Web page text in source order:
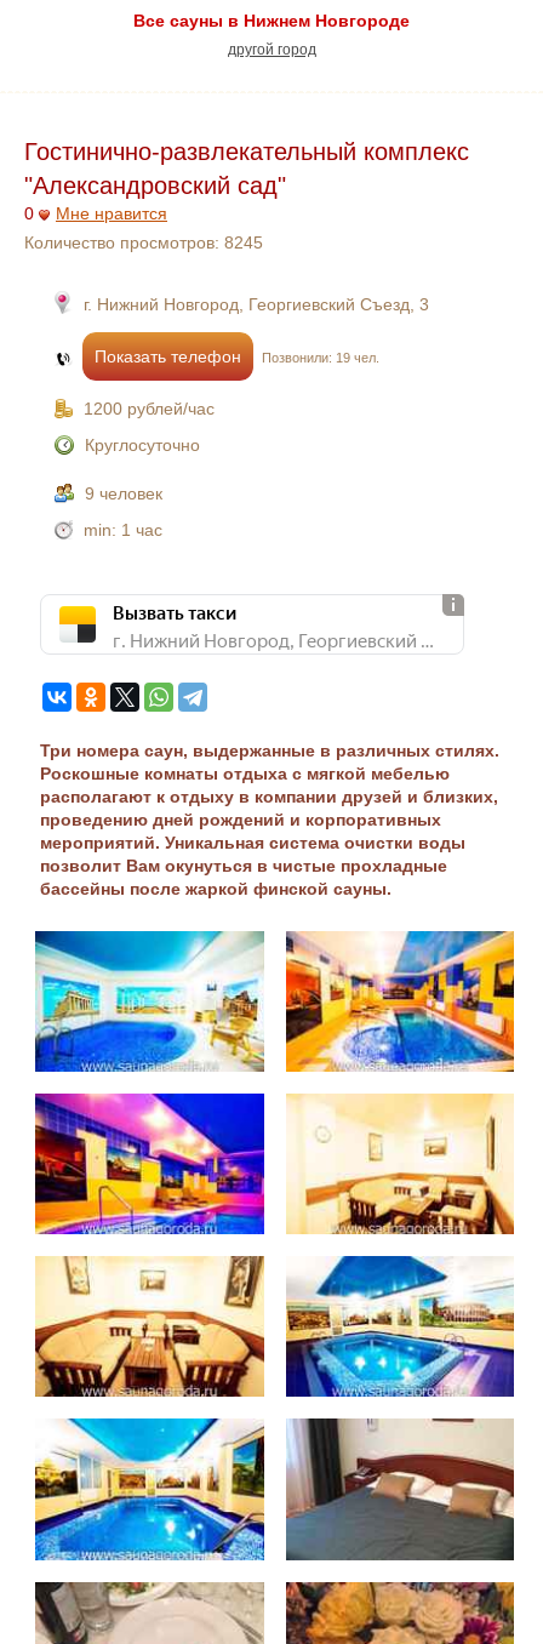
Все сауны в Нижнем Новгороде
другой город
Гостинично-развлекательный комплекс
"Александровский сад"
0
Мне нравится
Количество просмотров: 8245
г. Нижний Новгород, Георгиевский Съезд, 3
Показать телефон Позвонили: 19 чел.
1200 рублей/час
Круглосуточно
9 человек
min: 1 час
Вызвать такси
г. Нижний Новгород, Георгиевский Съезд, 3
Три номера саун, выдержанные в различных стилях.
Роскошные комнаты отдыха с мягкой мебелью
располагают к отдыху в компании друзей и близких,
проведению дней рождений и корпоративных
мероприятий. Уникальная система очистки воды
позволит Вам окунуться в чистые прохладные
бассейны после жаркой финской сауны.